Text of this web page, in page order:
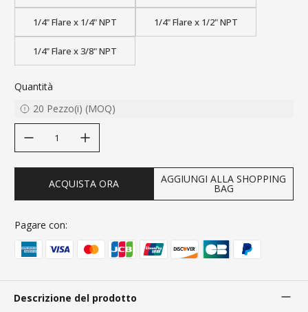
1/4" Flare x 1/4" NPT 1/4" Flare x 1/2" NPT
1/4" Flare x 3/8" NPT
Quantità
20 Pezzo(i) (MOQ)
ACQUISTA ORA AGGIUNGI ALLA SHOPPING
BAG
Pagare con:
Descrizione del prodotto